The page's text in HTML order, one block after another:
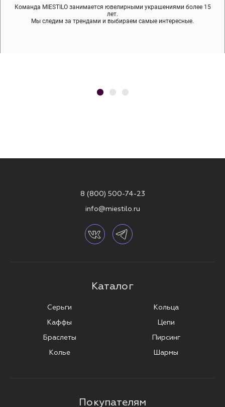
Команда MIESTILO занимается ювелирными украшениями более 15
лет.
Мы следим за трендами и выбираем самые интересные.
Мы используем покрытие (родий, ювелирный сплав), которое не
содержит никеля и свинца — это исключает аллергию.
Во время доставки спокойно примеряйте украшения, выбирайте те,
что вам нравятся, остальные заберёт курьер.
8 (800) 500-74-23
info@miestilo.ru
Каталог
Серьги
Каффы
Браслеты
Колье
Кольца
Цепи
Пирсинг
Шармы
Покупателям